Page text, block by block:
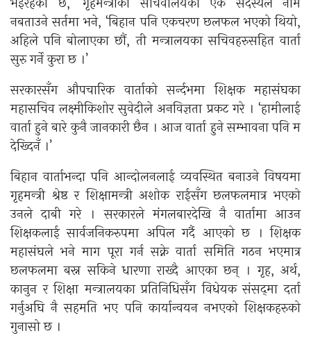
नबताउने सर्तमा भने, ‘बिहान पनि एकचरण छलफल भएको थियो,
अहिले पनि बोलाएका छौं, ती मन्त्रालयका सचिवहरुसहित वार्ता
सुरु गर्ने कुरा छ ।’
सरकारसँग औपचारिक वार्ताको सर्न्दभमा शिक्षक महासंघका
महासचिव लक्ष्मीकिशोर सुवेदीले अनविज्ञता प्रकट गरे । ‘हामीलाई
वार्ता हुने बारे कुनै जानकारी छैन । आज वार्ता हुने सम्भावना पनि म
देख्दिनँ ।’
बिहान वार्ताभन्दा पनि आन्दोलनलाई व्यवस्थित बनाउने विषयमा
गृहमन्त्री श्रेष्ठ र शिक्षामन्त्री अशोक राईसँग छलफलमात्र भएको
उनले दाबी गरे । सरकारले मंगलबारदेखि नै वार्तामा आउन
शिक्षकलाई सार्वजनिकरुपमा अपिल गर्दै आएको छ । शिक्षक
महासंघले भने माग पूरा गर्न सक्ने वार्ता समिति गठन भएमात्र
छलफलमा बस्न सकिने धारणा राख्दै आएका छन् । गृह, अर्थ,
कानुन र शिक्षा मन्त्रालयका प्रतिनिधिसँग विधेयक संसद्‌मा दर्ता
गर्नुअघि नै सहमति भए पनि कार्यान्वयन नभएको शिक्षकहरुको
गुनासो छ ।